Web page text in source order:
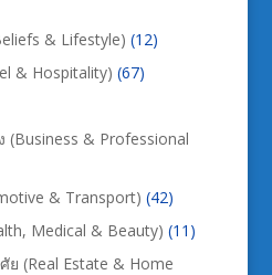
& Lifestyle) (12)
& Hospitality) (67)
(Business & Professional
& Transport) (42)
Medical & Beauty) (11)
(Real Estate & Home